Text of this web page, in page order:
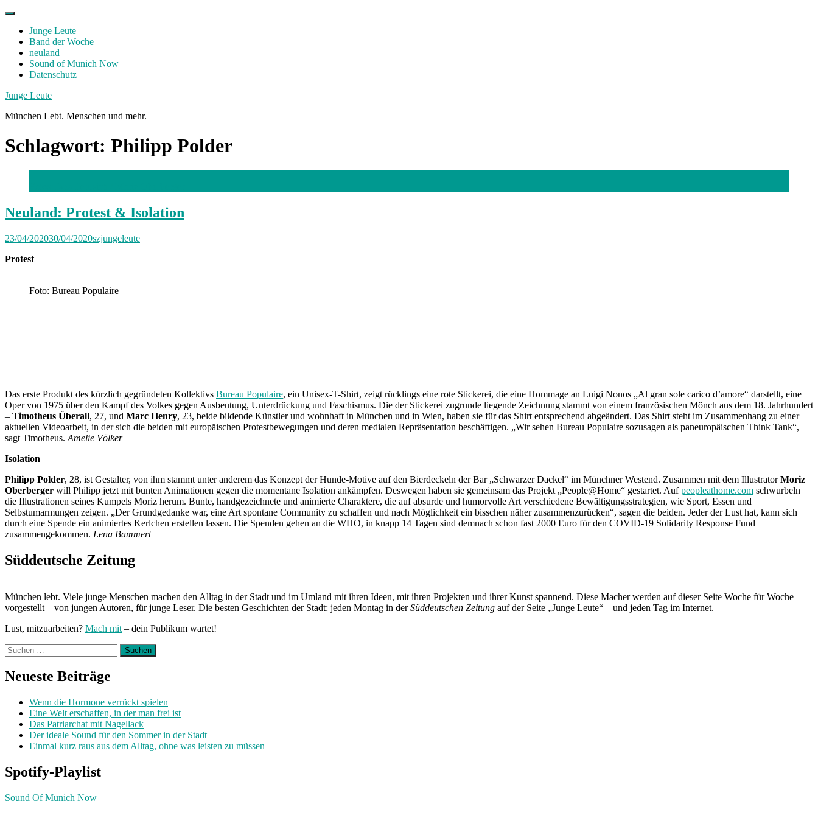
Skip
contentJunge Leute
Band der Woche
neuland
Sound of Munich Now
Datenschutz
Facebook
Twitter
Instagram
Junge Leute
München Lebt. Menschen und mehr.
Schlagwort: Philipp Polder
Neuland: Protest & Isolation
23/04/202030/04/2020szjungeleute
Protest
Foto: Bureau Populaire
Das erste Produkt des kürzlich gegründeten Kollektivs Bureau Populaire, ein Unisex-T-Shirt, zeigt rücklings eine rote Stickerei, die eine Hommage an Luigi Nonos „Al gran sole carico d’amore“ darstellt, eine
Oper von 1975 über den Kampf des Volkes gegen Ausbeutung, Unterdrückung und Faschismus. Die der Stickerei zugrunde liegende Zeichnung stammt von einem französischen Mönch aus dem 18. Jahrhundert
– Timotheus Überall, 27, und Marc Henry, 23, beide bildende Künstler und wohnhaft in München und in Wien, haben sie für das Shirt entsprechend abgeändert. Das Shirt steht im Zusammenhang zu einer
aktuellen Videoarbeit, in der sich die beiden mit europäischen Protestbewegungen und deren medialen Repräsentation beschäftigen. „Wir sehen Bureau Populaire sozusagen als paneuropäischen Think Tank“,
sagt Timotheus. Amelie Völker
Isolation
Philipp Polder, 28, ist Gestalter, von ihm stammt unter anderem das Konzept der Hunde-Motive auf den Bierdeckeln der Bar „Schwarzer Dackel“ im Münchner Westend. Zusammen mit dem IllustratorMoriz
Oberberger will Philipp jetzt mit bunten Animationen gegen die momentane Isolation ankämpfen. Deswegen haben sie gemeinsam das Projekt „People@Home“ gestartet. Aufpeopleathome.com schwurbeln
die Illustrationen seines Kumpels Moriz herum. Bunte, handgezeichnete und animierte Charaktere, die auf absurde und humorvolle Art verschiedene Bewältigungsstrategien, wie Sport, Essen und
Selbstumarmungen zeigen. „Der Grundgedanke war, eine Art spontane Community zu schaffen und nach Möglichkeit ein bisschen näher zusammenzurücken“, sagen die beiden. Jeder der Lust hat, kann sich
durch eine Spende ein animiertes Kerlchen erstellen lassen. Die Spenden gehen an die WHO, in knapp 14 Tagen sind demnach schon fast 2000 Euro für den COVID-19 Solidarity Response Fund
zusammengekommen. Lena Bammert
Süddeutsche Zeitung
München lebt. Viele junge Menschen machen den Alltag in der Stadt und im Umland mit ihren Ideen, mit ihren Projekten und ihrer Kunst spannend. Diese Macher werden auf dieser Seite Woche für Woche
vorgestellt – von jungen Autoren, für junge Leser. Die besten Geschichten der Stadt: jeden Montag in derSüddeutschen Zeitung auf der Seite „Junge Leute“ – und jeden Tag im Internet.
Lust, mitzuarbeiten? Mach mit – dein Publikum wartet!
Suchen
nach:
Neueste Beiträge
Wenn die Hormone verrückt spielen
Eine Welt erschaffen, in der man frei ist
Das Patriarchat mit Nagellack
Der ideale Sound für den Sommer in der Stadt
Einmal kurz raus aus dem Alltag, ohne was leisten zu müssen
Spotify-Playlist
Sound Of Munich Now